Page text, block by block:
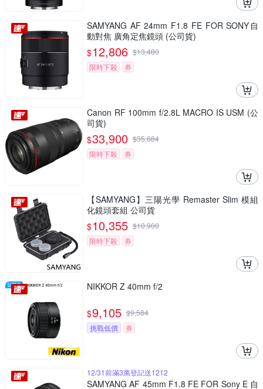
SAMYANG AF 24mm F1.8 FE FOR SONY自
動對焦 廣角定焦鏡頭 (公司貨)
$12,806 $13,480
限時下殺
券
Canon RF 100mm f/2.8L MACRO IS USM (公
司貨)
$33,900 $35,684
限時下殺
券
【SAMYANG】三陽光學 Remaster Slim 模組
化鏡頭套組 公司貨
$10,355 $10,900
限時下殺
券
NIKKOR Z 40mm f/2
$9,105 $9,584
挑戰低價
券
12/31前滿3萬登記送1212
SAMYANG AF 45mm F1.8 FE FOR Sony E 自